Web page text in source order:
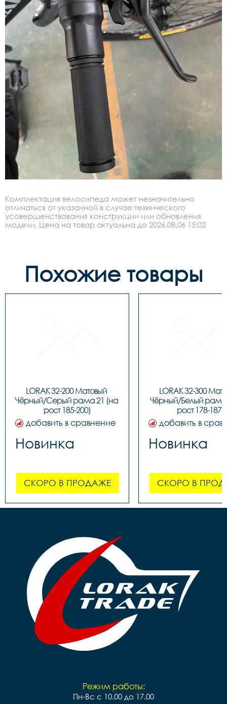
Комплектация велосипеда может незначительно
отличаться от указанной в случае технического
усовершенствования конструкции или обновления
модели. Цена на товар актуальна до 2026.08.06 15:02
Похожие товары
LORAK 32-200 Матовый
Чёрный/Серый рама 21 (на
рост 185-200)
добавить в сравнение
Новинка
СКОРО В ПРОДАЖЕ
LORAK 32-300
Чёрный/Белый рама
рост 178-187)
добавить в
Новинка
СКОРО В
Режим работы:
Пн-Вс с 10.00 до 17.00